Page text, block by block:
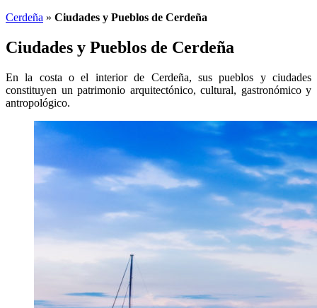
Cerdeña » Ciudades y Pueblos de Cerdeña
Ciudades y Pueblos de Cerdeña
En la costa o el interior de Cerdeña, sus pueblos y ciudades
constituyen un patrimonio arquitectónico, cultural, gastronómico y
antropológico.